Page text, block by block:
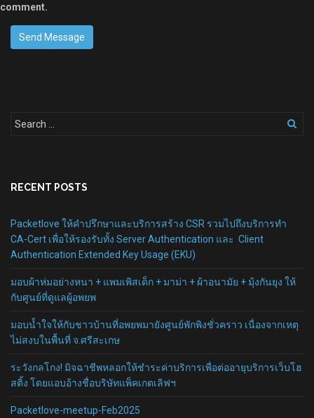
comment.
RECENT POSTS
Packetlove ให้คำปรึกษาและบริการสร้าง CSR รวมไปถึงบริการทำ
CA-Cert เพื่อให้รองรับทั้ง Server Authentication และ Client
Authentication Extended Key Usage (EKU)
มอบผ้าห่มอย่างหนา + แพมเพิสเด็ก + มาม่า + ผ้าอนามัย + มุ้งกันยุง ให้
กับศูนย์ที่ดูแลผู้อพยพ
มอบน้ำใจให้กับชาวบ้านที่อพยพมายังศูนย์พักพิงชั่วคราว เนื่องจากเหตุ
ไม่สงบในพื้นที่ จ.ศรีสะเกษ
ระวังกลโกง! มิจฉาชีพหลอกให้ชำระค่าบริการเพื่อต่ออายุบริการเว็บโฮ
สติ้ง โดยแอบอ้างชื่อบริษัทแพ็คเกตเลิฟฯ
Packetlove-meetup-Feb2025